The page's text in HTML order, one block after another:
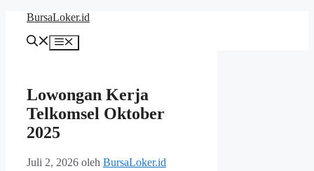
Langsung
BursaLoker.id
Menu
Lowongan Kerja
Telkomsel Oktober
2025
Juli 2, 2026 oleh BursaLoker.id